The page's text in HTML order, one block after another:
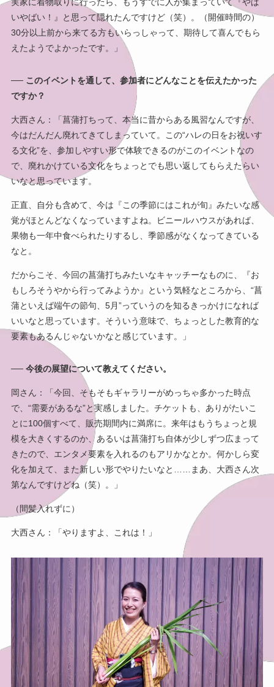
いやばい！』と思って隠れたんですけど（笑）。（開催時間の）
30分以上前から来てる方もいらっしゃって、期待して喜んでもら
えたようでよかったです。」
── このイベントを通して、参加者にどんなことを伝えたかった
ですか？
大西さん：「菖蒲打ちって、本当に昔からある風習なんですが、
今はだんだん廃れてきてしまっていて。この“ハレの日をお祝いす
る文化”を、参加しやすい形で体験できるのがこのイベントなの
で、廃れかけている文化をちょっとでも思い返してもらえたらい
いなと思っています。
正直、自分も含めて、今は『この季節にはこれが旬』みたいな感
覚がほとんどなくなっていますよね。ビニールハウスがあれば、
果物も一年中食べられたりするし、季節感がなくなってきている
なと。
だからこそ、今回の菖蒲打ちみたいなキャッチーなものに、『お
もしろそうやから行ってみようか』という気軽なところから、“菖
蒲といえば端午の節句、5月”っていうのを知るきっかけになれば
いいなと思っています。そういう意味で、ちょっとした教育的な
要素もあるんじゃないかなと感じています。」
── 今後の展望について教えてください。
岡さん：「今回、そもそもギャラリーがめっちゃ多かった時点
で、“需要があるな”と実感しました。チケットも、ありがたいこ
とに100個すべて、販売期間内に満席に。来年はもうちょっと規
模を大きくするのか、あるいは菖蒲打ち自体が少しずつ広まって
きたので、エンタメ要素を入れるのもアリかなとか。何かしら変
化を加えて、また新しい形でやりたいなと……まあ、大西さん次
第なんですけどね（笑）。」
（間髪入れずに）
大西さん：「やりますよ、これは！」